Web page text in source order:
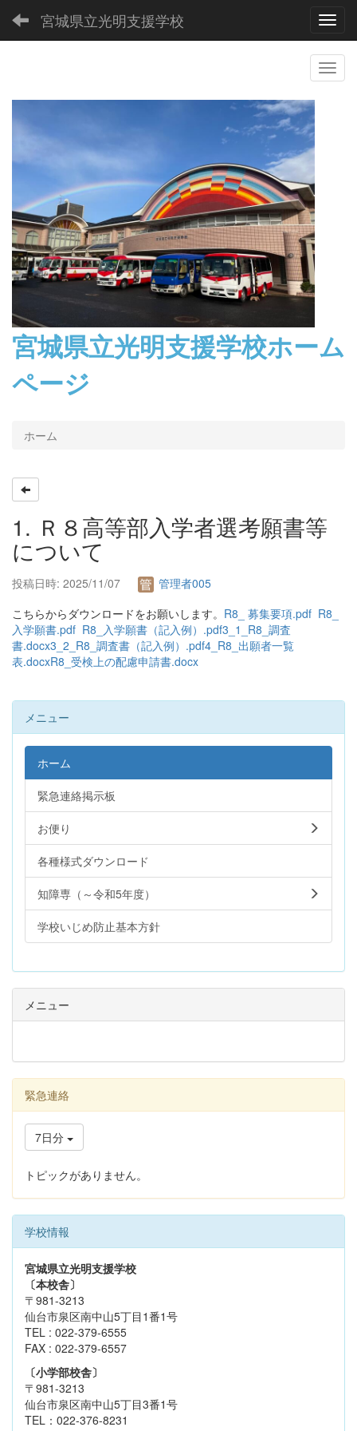
宮城県立光明支援学校
宮城県立光明支援学校ホーム
ページ
ホーム
1. Ｒ８高等部入学者選考願書等
について
投稿日時: 2025/11/07
管理者005
こちらからダウンロードをお願いします。 R8_ 募集要項.pdf R8_
入学願書.pdf R8_入学願書（記入例）.pdf3_1_R8_調査
書.docx3_2_R8_調査書（記入例）.pdf4_R8_出願者一覧
表.docxR8_受検上の配慮申請書.docx
メニュー
ホーム
緊急連絡掲示板
お便り
各種様式ダウンロード
知障専（～令和5年度）
学校いじめ防止基本方針
メニュー
緊急連絡
7日分
トピックがありません。
学校情報
宮城県立光明支援学校
〔本校舎〕
〒981-3213
仙台市泉区南中山5丁目1番1号
TEL : 022-379-6555
FAX : 022-379-6557
〔小学部校舎〕
〒981-3213
仙台市泉区南中山5丁目3番1号
TEL：022-376-8231